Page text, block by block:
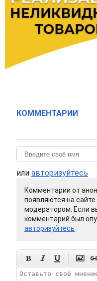
КОММЕНТАРИИ
или авторизуйтесь
Комментарии от
появляются на
модератором. Если
комментарий был
авторизуйтесь
   